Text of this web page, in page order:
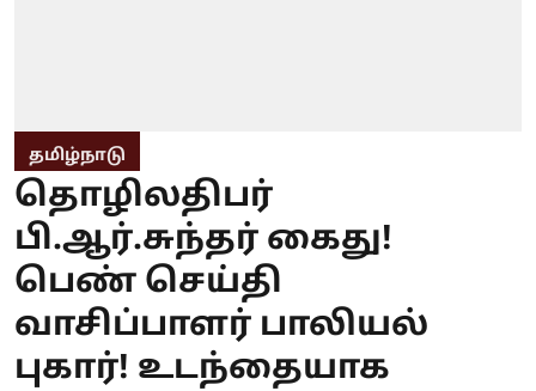
தமிழ்நாடு
தொழிலதிபர்
பி.ஆர்.சுந்தர் கைது!
பெண் செய்தி
வாசிப்பாளர் பாலியல்
புகார்! உடந்தையாக